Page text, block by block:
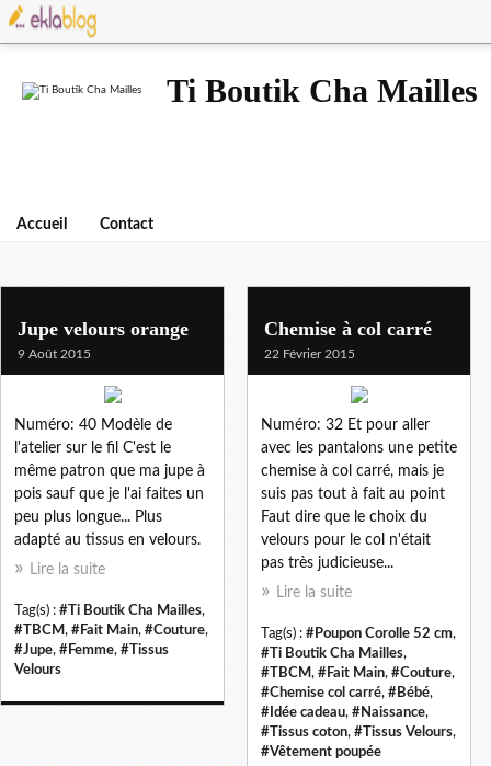
Ti Boutik Cha Mailles
Accueil Contact
tissus velours
Jupe velours orange
9 Août 2015
Numéro: 40 Modèle de
l'atelier sur le fil C'est le
même patron que ma jupe à
pois sauf que je l'ai faites un
peu plus longue... Plus
adapté au tissus en velours.
Lire la suite
Tag(s) : #Ti Boutik Cha Mailles,
#TBCM, #Fait Main, #Couture,
#Jupe, #Femme, #Tissus
Velours
Chemise à col carré
22 Février 2015
Numéro: 32 Et pour aller
avec les pantalons une petite
chemise à col carré, mais je
suis pas tout à fait au point
Faut dire que le choix du
velours pour le col n'était
pas très judicieuse...
Lire la suite
Tag(s) : #Poupon Corolle 52 cm,
#Ti Boutik Cha Mailles,
#TBCM, #Fait Main, #Couture,
#Chemise col carré, #Bébé,
#Idée cadeau, #Naissance,
#Tissus coton, #Tissus Velours,
#Vêtement poupée